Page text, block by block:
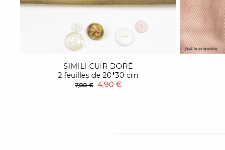
SIMILI CUIR DORÉ
2 feuilles de 20*30 cm
7,00 € 4,90 €